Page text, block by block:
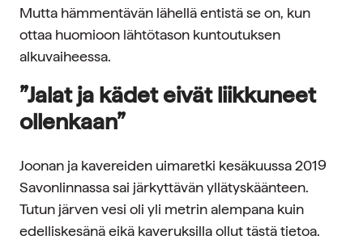
Mutta hämmentävän lähellä entistä se on, kun
ottaa huomioon lähtötason kuntoutuksen
alkuvaiheessa.
”Jalat ja kädet eivät liikkuneet
ollenkaan”
Joonan ja kavereiden uimaretki kesäkuussa 2019
Savonlinnassa sai järkyttävän yllätyskäänteen.
Tutun järven vesi oli yli metrin alempana kuin
edelliskesänä eikä kaveruksilla ollut tästä tietoa.